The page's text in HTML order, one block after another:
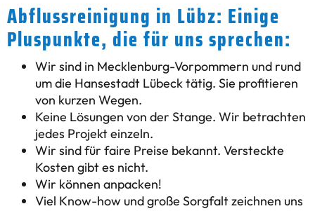
Abflussreinigung in Lübz: Einige
Pluspunkte, die für uns sprechen:
Wir sind in Mecklenburg-Vorpommern und rund
um die Hansestadt Lübeck tätig. Sie profitieren
von kurzen Wegen.
Keine Lösungen von der Stange. Wir betrachten
jedes Projekt einzeln.
Wir sind für faire Preise bekannt. Versteckte
Kosten gibt es nicht.
Wir können anpacken!
Viel Know-how und große Sorgfalt zeichnen uns